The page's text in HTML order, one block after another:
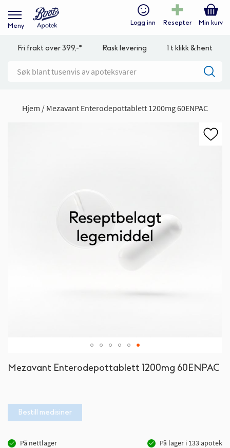
Meny Logg inn Resepter Min kurv
Fri frakt over 399,-* Rask levering 1 t klikk & hent
Hjem Mezavant Enterodepottablett 1200mg 60ENPAC
Mezavant Enterodepottablett 1200mg 60ENPAC
Bestill medisiner
På nettlager På lager i 133apotek
til
bildegalleri